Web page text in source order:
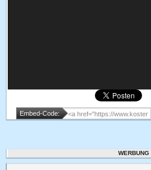
Embed-Code:
WERBUNG